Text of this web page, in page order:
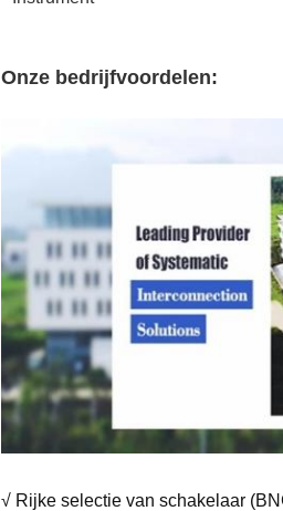
Onze bedrijfvoordelen:
√ Rijke selectie van schakelaar